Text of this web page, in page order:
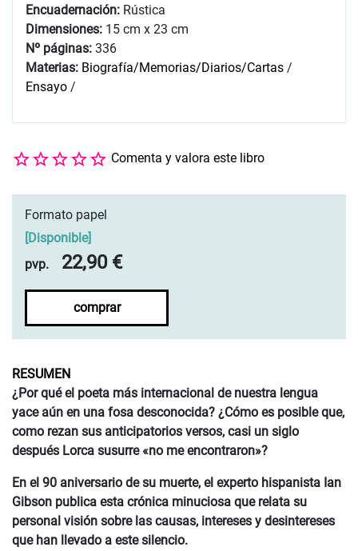
Encuadernación: Rústica
Dimensiones: 15 cm x 23 cm
Nº páginas: 336
Materias: Biografía/Memorias/Diarios/Cartas /
Ensayo /
Comenta y valora este libro
Formato papel
[Disponible]
pvp.
22,90 €
comprar
RESUMEN
¿Por qué el poeta más internacional de nuestra lengua
yace aún en una fosa desconocida? ¿Cómo es posible que,
como rezan sus anticipatorios versos, casi un siglo
después Lorca susurre «no me encontraron»?
En el 90 aniversario de su muerte, el experto hispanista Ian
Gibson publica esta crónica minuciosa que relata su
personal visión sobre las causas, intereses y desintereses
que han llevado a este silencio.